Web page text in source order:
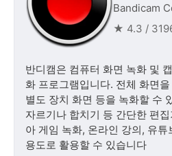
Bandicam
★ 4.3 /
반디캠은 컴퓨터 화면 녹화 및
화 프로그램입니다. 전체 화면
별도 장치 화면 등을 녹화할 수
자르기나 합치기 등 간단한 편
아 게임 녹화, 온라인 강의, 유
용도로 활용할 수 있습니다